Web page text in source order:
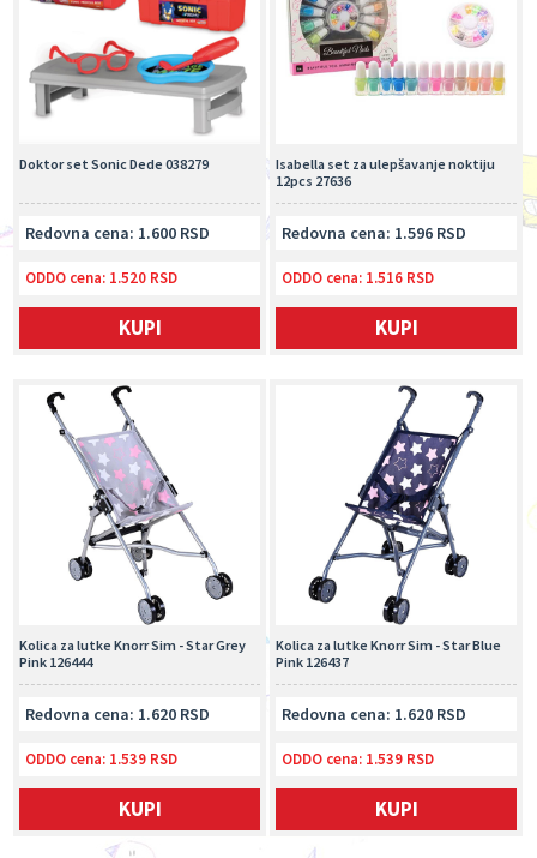
Isabella set za ulepšavanje noktiju
12pcs 27636
Redovna cena: 1.596 RSD
ODDO cena: 1.516 RSD
KUPI
Doktor set Sonic Dede 038279
Redovna cena: 1.600 RSD
ODDO cena: 1.520 RSD
KUPI
Kolica za lutke Knorr Sim - Star Blue
Pink 126437
Redovna cena: 1.620 RSD
ODDO cena: 1.539 RSD
KUPI
Kolica za lutke Knorr Sim - Star Grey
Pink 126444
Redovna cena: 1.620 RSD
ODDO cena: 1.539 RSD
KUPI